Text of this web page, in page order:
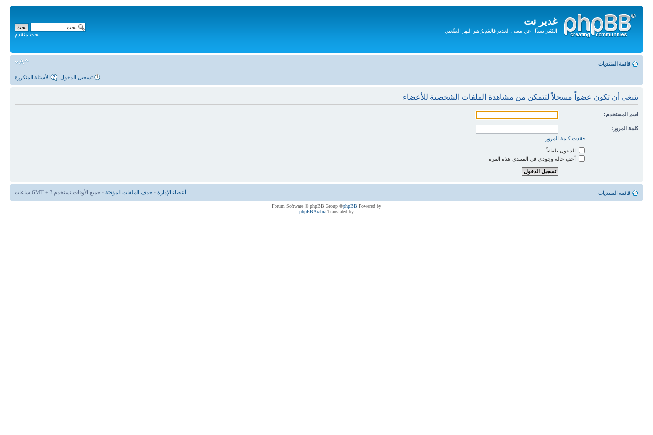
غدير نت
الكثير يسأل عن معنى الغدير فالغَدِيرُ هو النهر الصَّغير.
المحتويات
بحث متقدم
قائمة المنتديات
الأسئلة المتكررة تسجيل الدخول
ينبغي أن تكون عضواً مسجلاً لتتمكن من مشاهدة الملفات الشخصية للأعضاء
اسم المستخدم:
كلمة المرور:
فقدت كلمة المرور
الدخول تلقائياً
أخفِ حالة وجودي في المنتدى هذه المرة
قائمة المنتديات أعضاء الإدارة • حذف الملفات المؤقتة • جميع الأوقات تستخدم GMT + 3 ساعات
Powered by
phpBB
® Forum Software © phpBB Group
Translated by
phpBBArabia